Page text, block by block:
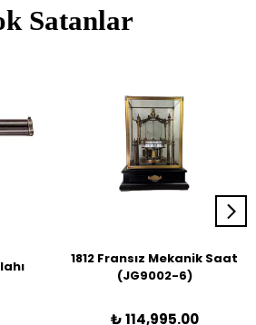
Satanlar
1812 Fransız Mekanik Saat
(JG9002-6)
₺ 114,995.00